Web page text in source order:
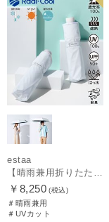
estaa
【晴雨兼用折りたたみ日傘】エスタ(estaa)REIKYAKUパラソル 大きめ60㎝ 世界初の放射冷却素材ラディクール 遮光100 UV100 耐風
￥8,250 (税込)
＃晴雨兼用
＃UVカット